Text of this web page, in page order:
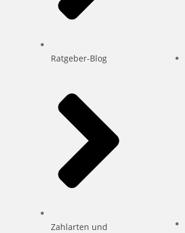
Ratgeber-Blog
Zahlarten und